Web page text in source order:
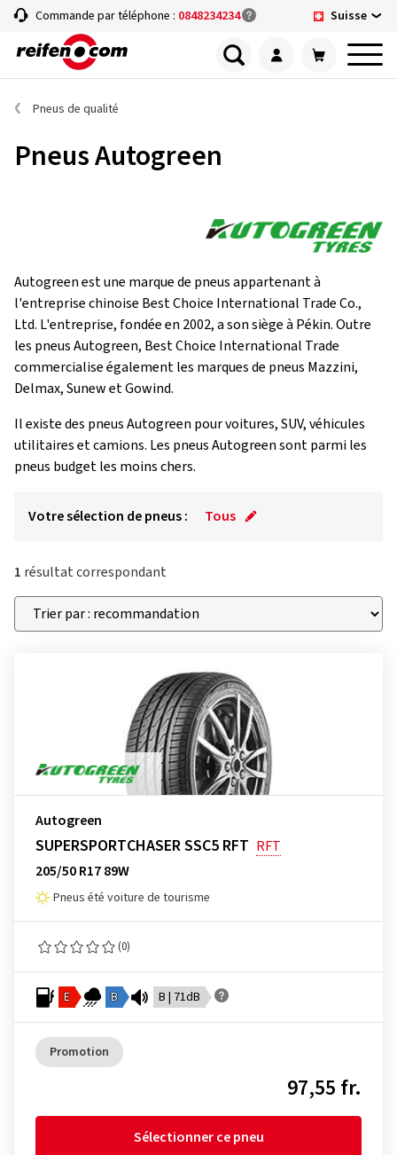
Commande par téléphone : 0848234234 Suisse
Pneus de qualité
Pneus Autogreen
Autogreen est une marque de pneus appartenant à
l'entreprise chinoise Best Choice International Trade Co.,
Ltd. L'entreprise, fondée en 2002, a son siège à Pékin. Outre
les pneus Autogreen, Best Choice International Trade
commercialise également les marques de pneus Mazzini,
Delmax, Sunew et Gowind.
Il existe des pneus Autogreen pour voitures, SUV, véhicules
utilitaires et camions. Les pneus Autogreen sont parmi les
pneus budget les moins chers.
Votre sélection de pneus : Tous
1 résultat correspondant
Autogreen
SUPERSPORTCHASER SSC5 RFT RFT
205/50 R17 89W
Pneus été voiture de tourisme
(0)
E B B | 71dB
Promotion
97,55 fr.
Sélectionner ce pneu